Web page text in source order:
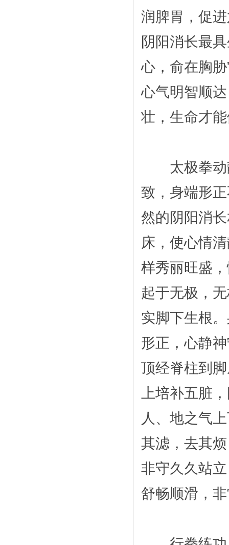
润脾胃，促
阴阳消长最
心，俞在胸
心气明智顺
壮，生命才
太极拳动
致，身端形
然的阴阳消
床，使心情
样秀丽旺盛
起于无极，
实脚下生根
形正，心静
顶经脊柱到
上培补五脏
人、地之气
其滤，去其
非守久久站
舒畅顺滑，